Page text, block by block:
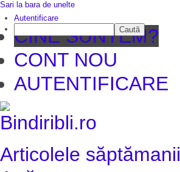
CINE SUNTEM?
CONT NOU
AUTENTIFICARE
Articolele săptămanii
Sari la bara de unelte
Autentificare
Caută